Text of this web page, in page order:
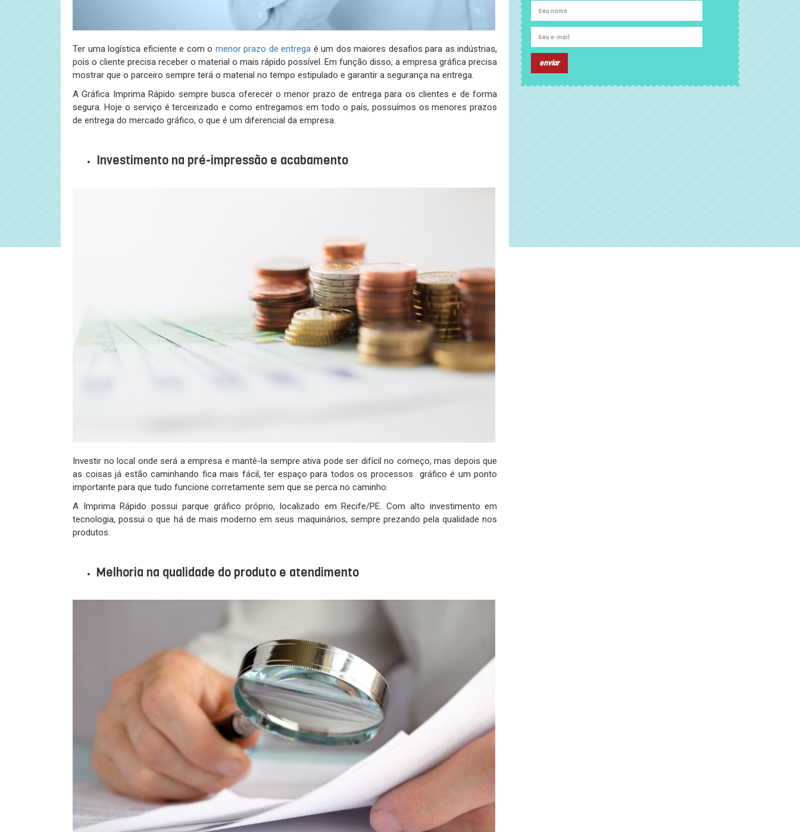
Ter uma logística eficiente e com o menor prazo de entrega é um dos maiores desafios para as indústrias,
pois o cliente precisa receber o material o mais rápido possível. Em função disso, a empresa gráfica precisa
mostrar que o parceiro sempre terá o material no tempo estipulado e garantir a segurança na entrega.
A Gráfica Imprima Rápido sempre busca oferecer o menor prazo de entrega para os clientes e de forma
segura. Hoje o serviço é terceirizado e como entregamos em todo o país, possuímos os menores prazos
de entrega do mercado gráfico, o que é um diferencial da empresa.
Investimento na pré-impressão e acabamento
Investir no local onde será a empresa e mantê-la sempre ativa pode ser difícil no começo, mas depois que
as coisas já estão caminhando fica mais fácil, ter espaço para todos os processos gráfico é um ponto
importante para que tudo funcione corretamente sem que se perca no caminho.
A Imprima Rápido possui parque gráfico próprio, localizado em Recife/PE. Com alto investimento em
tecnologia, possui o que há de mais moderno em seus maquinários, sempre prezando pela qualidade nos
produtos.
Melhoria na qualidade do produto e atendimento